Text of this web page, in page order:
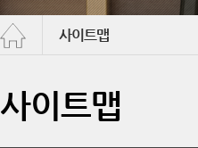
사이트맵
사이트맵